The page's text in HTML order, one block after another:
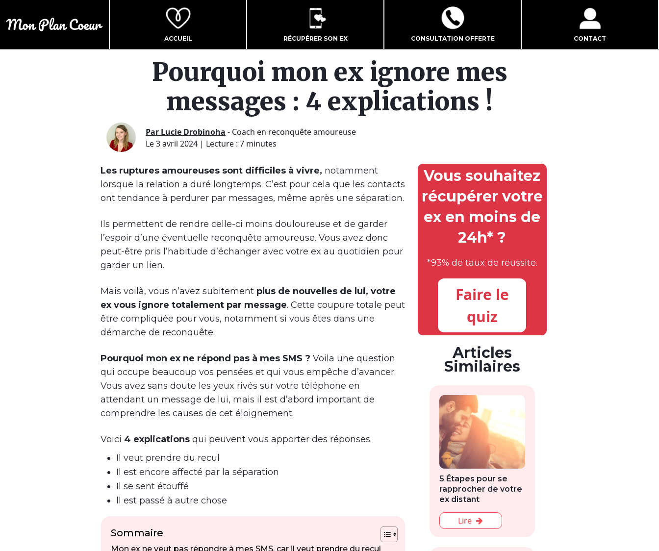
ACCUEIL RÉCUPÉRER SON EX CONSULTATION OFFERTE CONTACT
Pourquoi mon ex ignore mes
messages : 4 explications !
Par Lucie Drobinoha - Coach en reconquête amoureuse
Le 3 avril 2024 | Lecture : 7 minutes
Les ruptures amoureuses sont difficiles à vivre, notamment
lorsque la relation a duré longtemps. C’est pour cela que les contacts
ont tendance à perdurer par messages, même après une séparation.
Ils permettent de rendre celle-ci moins douloureuse et de garder
l’espoir d’une éventuelle reconquête amoureuse. Vous avez donc
peut-être pris l’habitude d’échanger avec votre ex au quotidien pour
garder un lien.
Mais voilà, vous n’avez subitement plus de nouvelles de lui, votre
ex vous ignore totalement par message. Cette coupure totale peut
être compliquée pour vous, notamment si vous êtes dans une
démarche de reconquête.
Pourquoi mon ex ne répond pas à mes SMS ? Voila une question
qui occupe beaucoup vos pensées et qui vous empêche d’avancer.
Vous avez sans doute les yeux rivés sur votre téléphone en
attendant un message de lui, mais il est d’abord important de
comprendre les causes de cet éloignement.
Voici 4 explications qui peuvent vous apporter des réponses.
Il veut prendre du recul
Il est encore affecté par la séparation
Il se sent étouffé
ll est passé à autre chose
Sommaire
Mon ex ne veut pas répondre à mes SMS, car il veut prendre du recul
Vous souhaitez
récupérer votre
ex en moins de
24h* ?
*93% de taux de reussite.
Faire le
quiz
Articles
Similaires
5 Étapes pour se
rapprocher de votre
ex distant
Lire